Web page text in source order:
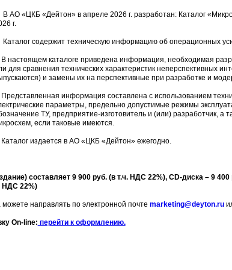
АО «ЦКБ «Дейтон» в апреле 2026 г. разработан: Каталог
г.
содержит техническую информацию об операционных
настоящем каталоге приведена информация, необходимая
для сравнения технических характеристик неперспективных
и замены их на перспективные при разработке и
информация составлена с использованием
параметры, предельно допустимые режимы
ТУ, предприятие-изготовитель и (или) разработчик,
если таковые имеются.
издается в АО «ЦКБ «Дейтон» ежегодно.
составляет 9 900 руб. (в т.ч. НДС 22%), CD-диска – 9
НДС 22%)
направлять по электронной почте marketing@deyton.ru
On-line: перейти к оформлению.